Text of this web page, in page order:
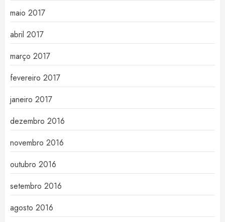
maio 2017
abril 2017
março 2017
fevereiro 2017
janeiro 2017
dezembro 2016
novembro 2016
outubro 2016
setembro 2016
agosto 2016